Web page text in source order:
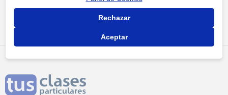
Academias Bizkaia
Rechazar
Aceptar